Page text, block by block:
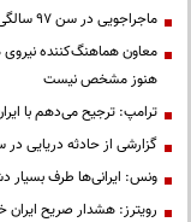
ماجراجویی در سن ۹۷ سالگی!
معاون هماهنگ‌کننده
هنوز مشخص نیست
ترامپ: ترجیح می‌دهم با
گزارشی از حادثه دریایی
ونس: ایرانی‌ها طرف بسیار
رویترز: هشدار صریح